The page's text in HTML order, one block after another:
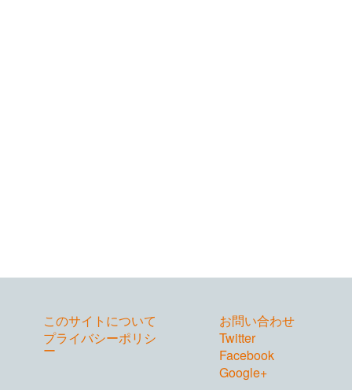
このサイトについて
プライバシーポリシ
ー
お問い合わせ
Twitter
Facebook
Google+